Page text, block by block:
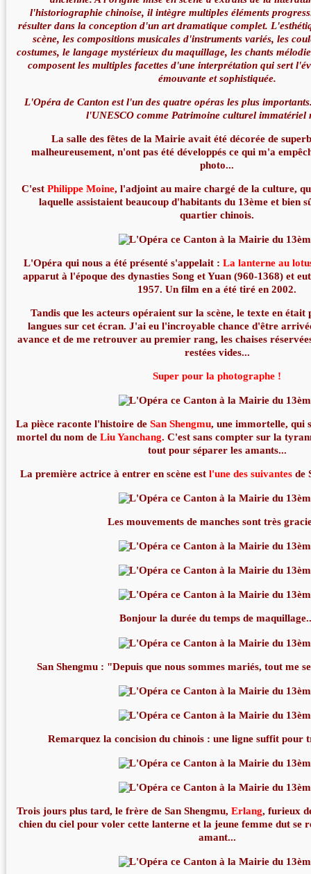
l'historiographie chinoise, il intègre multiples éléments
résulter dans la conception d'un art dramatique complet.
scène, les compositions musicales d'instruments variés, les
costumes, le langage mystérieux du maquillage, les chants
composent les multiples facettes d'une interprétation qui sert
émouvante et sophistiquée.
L'Opéra de Canton est l'un des quatre opéras les plus
l'UNESCO comme Patrimoine culturel immatériel
La salle des fêtes de la Mairie avait été décorée de
malheureusement, n'ont pas été développés ce qui m'a
photo...
C'estPhilippe Moine, l'adjoint au maire chargé de la culture,
laquelle assistaient beaucoup d'habitants du 13ème et bien
quartier chinois.
L'Opéra qui nous a été présenté s'appelait : La lanterne au
apparut à l'époque des dynasties Song et Yuan (960-1368) et
1957. Un film en a été tiré en 2002.
Tandis que les acteurs opéraient sur la scène, le texte en était
langues sur cet écran. J'ai eu l'incroyable chance d'être
avance et de me retrouver au premier rang, les chaises
restées vides...
Super pour la photographe !
La pièce raconte l'histoire deSan Shengmu, une immortelle, qui
mortel du nom de Liu Yanchang. C'est sans compter sur la
tout pour séparer les amants...
La première actrice à entrer en scène estl'une des suivantes de
Les mouvements de manches sont très
Bonjour la durée du temps de
San Shengmu : "Depuis que nous sommes mariés, tout me
Remarquez la concision du chinois : une ligne suffit pour
Trois jours plus tard, le frère de San Shengmu, Erlang, furieux
chien du ciel pour voler cette lanterne et la jeune femme dut se
amant...